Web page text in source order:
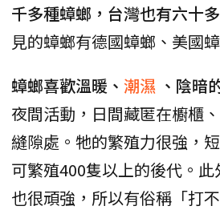
千多種蟑螂，台灣也有六十
見的蟑螂有德國蟑螂、美國
蟑螂喜歡溫暖、 潮濕 、陰暗
夜間活動，日間藏匿在櫥櫃
縫隙處。牠的繁殖力很強，
可繁殖400隻以上的後代。
也很頑強，所以有俗稱「打